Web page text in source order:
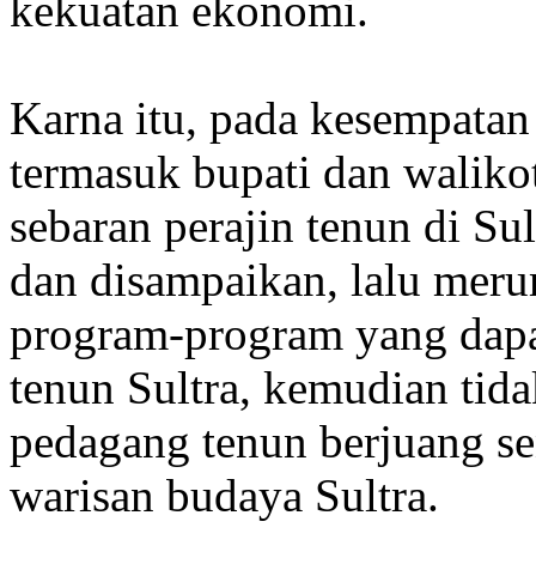
kekuatan ekonomi.
Karna itu, pada
termasuk bupati dan
sebaran perajin tenun di
dan disampaikan, lalu
program-program yang
tenun Sultra, kemudian
pedagang tenun berjuang
warisan budaya Sultra.